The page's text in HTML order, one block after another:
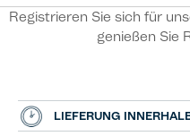
Registrieren Sie sich für
genießen Sie
LIEFERUNG